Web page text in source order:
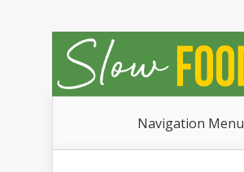
Navigation Menu